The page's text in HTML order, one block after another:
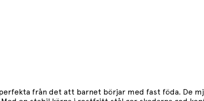
från det att barnet börjar med fast föda. De